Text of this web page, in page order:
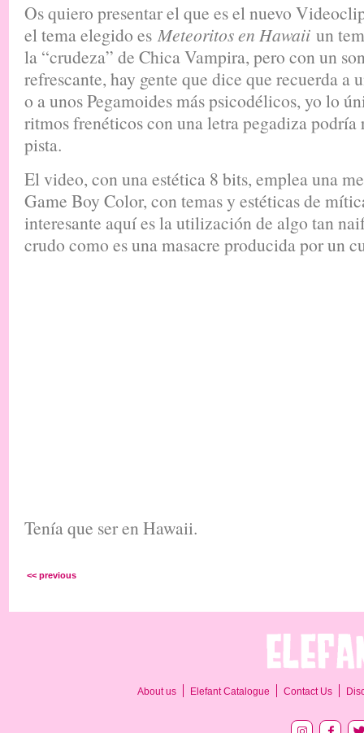
Os quiero presentar el que es el nuevo
el tema elegido es Meteoritos en Hawaiiun
la “crudeza” de Chica Vampira, pero con un
refrescante, hay gente que dice que recuerda a
o a unos Pegamoides más psicodélicos, yo lo
ritmos frenéticos con una letra pegadiza podría
pista.
El video, con una estética 8 bits, emplea una
Game Boy Color, con temas y estéticas de
interesante aquí es la utilización de algo tan
crudo como es una masacre producida por un
Tenía que ser en Hawaii.
<< previous
About us Elefant Catalogue Contact Us